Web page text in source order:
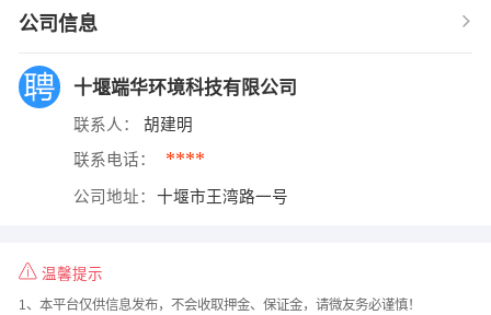
公司信息
十堰端华环境科技有限公司
联系人： 胡建明
联系电话： ****
公司地址： 十堰市王湾路一号
温馨提示
1、本平台仅供信息发布，不会收取押金、保证金，请微友务必谨慎！